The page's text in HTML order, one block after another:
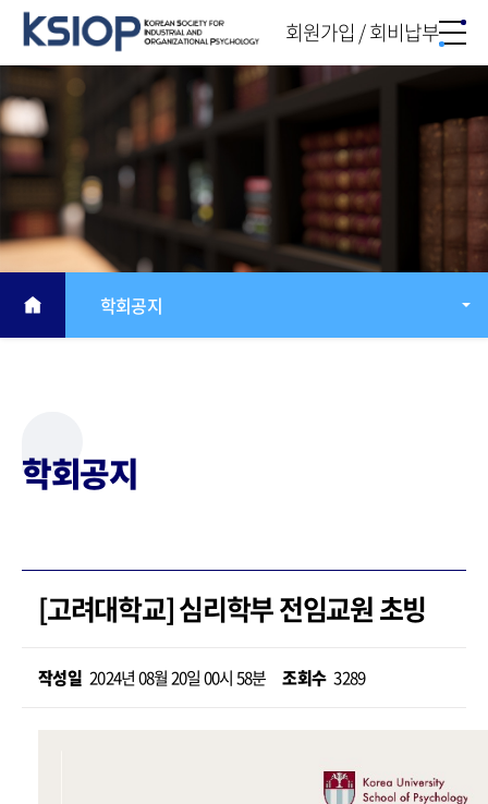
회원가입 / 회비납부
학회공지
학회공지
[고려대학교] 심리학부 전임교원 초빙
작성일 2024년 08월 20일 00시 58분 조회수 3289